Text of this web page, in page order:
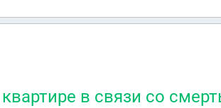
в связи со